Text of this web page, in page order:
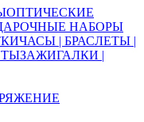
ОПТИЧЕСКИЕ
НАБОРЫ
ЧАСЫ | БРАСЛЕТЫ |
ЗАЖИГАЛКИ |